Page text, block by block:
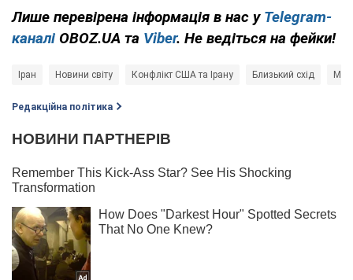
Лише перевірена інформація в нас у Telegram-
каналі OBOZ.UA та Viber. Не ведіться на фейки!
Іран Новини світу Конфлікт США та Ірану Близький схід
Редакційна політика